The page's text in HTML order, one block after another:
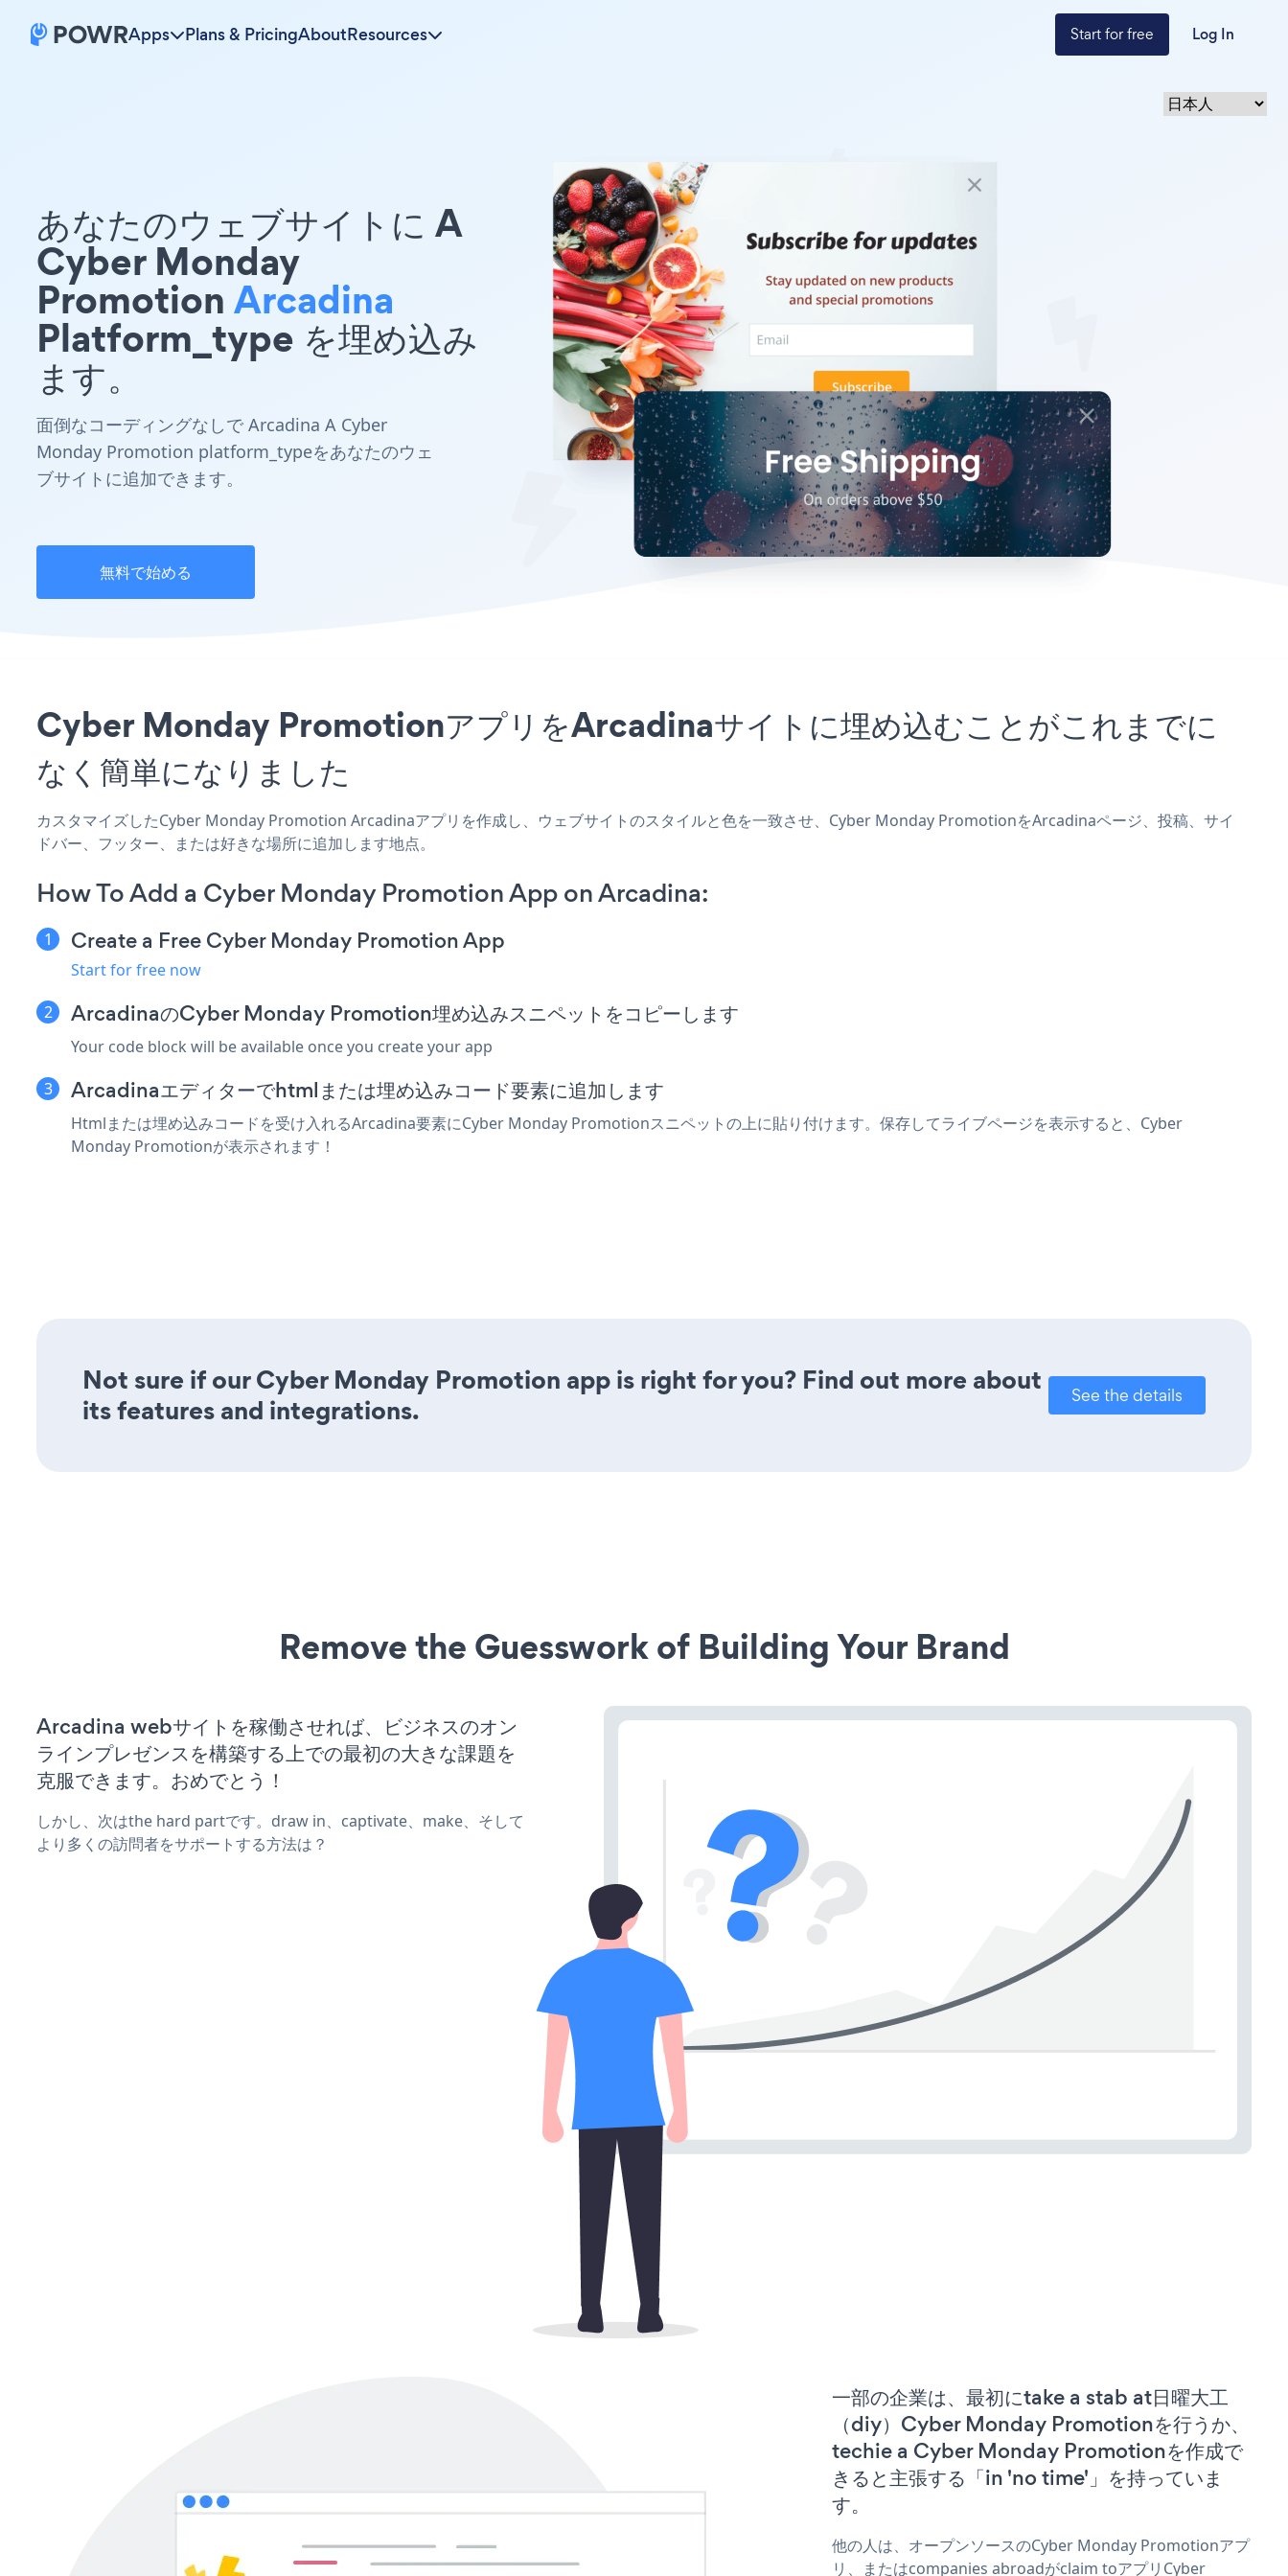
Apps Plans & PricingAboutResources Start for free Log In
あなたのウェブサイトに A
Cyber Monday
PromotionArcadina
Platform_type を埋め込み
ます。
面倒なコーディングなしで Arcadina A Cyber
Monday Promotion platform_typeをあなたのウェ
ブサイトに追加できます。
無料で始める
Cyber Monday PromotionアプリをArcadinaサイトに埋め込むことがこれまでに
なく簡単になりました
カスタマイズしたCyber Monday Promotion Arcadinaアプリを作成し、ウェブサイトのスタイルと色を一致させ、Cyber Monday PromotionをArcadinaページ、投稿、サイ
ドバー、フッター、または好きな場所に追加します地点。
How To Add a Cyber Monday Promotion App on Arcadina:
Create a Free Cyber Monday Promotion App
Start for free now
ArcadinaのCyber Monday Promotion埋め込みスニペットをコピーします
Your code block will be available once you create your app
Arcadinaエディターでhtmlまたは埋め込みコード要素に追加します
Htmlまたは埋め込みコードを受け入れるArcadina要素にCyber Monday Promotionスニペットの上に貼り付けます。保存してライブページを表示すると、Cyber
Monday Promotionが表示されます！
Not sure if our Cyber Monday Promotion app is right for you? Find out more about
its features and integrations.
See the details
Remove the Guesswork of Building Your Brand
Arcadina webサイトを稼働させれば、ビジネスのオン
ラインプレゼンスを構築する上での最初の大きな課題を
克服できます。おめでとう！
しかし、次はthe hard partです。draw in、captivate、make、そして
より多くの訪問者をサポートする方法は？
一部の企業は、最初にtake a stab at日曜大工
（diy）Cyber Monday Promotionを行うか、
techie a Cyber Monday Promotionを作成で
きると主張する「in 'no time'」を持っていま
す。
他の人は、オープンソースのCyber Monday Promotionアプ
リ、またはcompanies abroadがclaim toアプリCyber